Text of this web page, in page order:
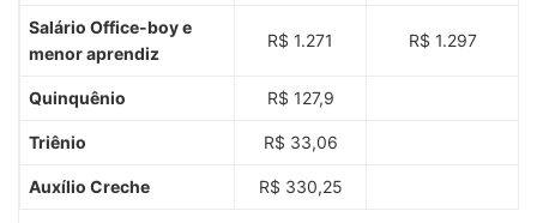
Salário Office-boy e
menor aprendiz
R$ 1.271 R$ 1.297
Quinquênio R$ 127,9
Triênio R$ 33,06
Auxílio Creche R$ 330,25